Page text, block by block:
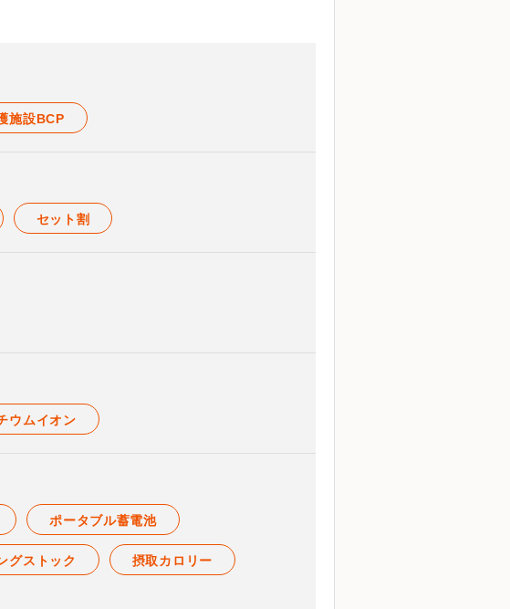
施設BCP
セット割
ウムイオン
ポータブル蓄電池
グストック 摂取カロリー